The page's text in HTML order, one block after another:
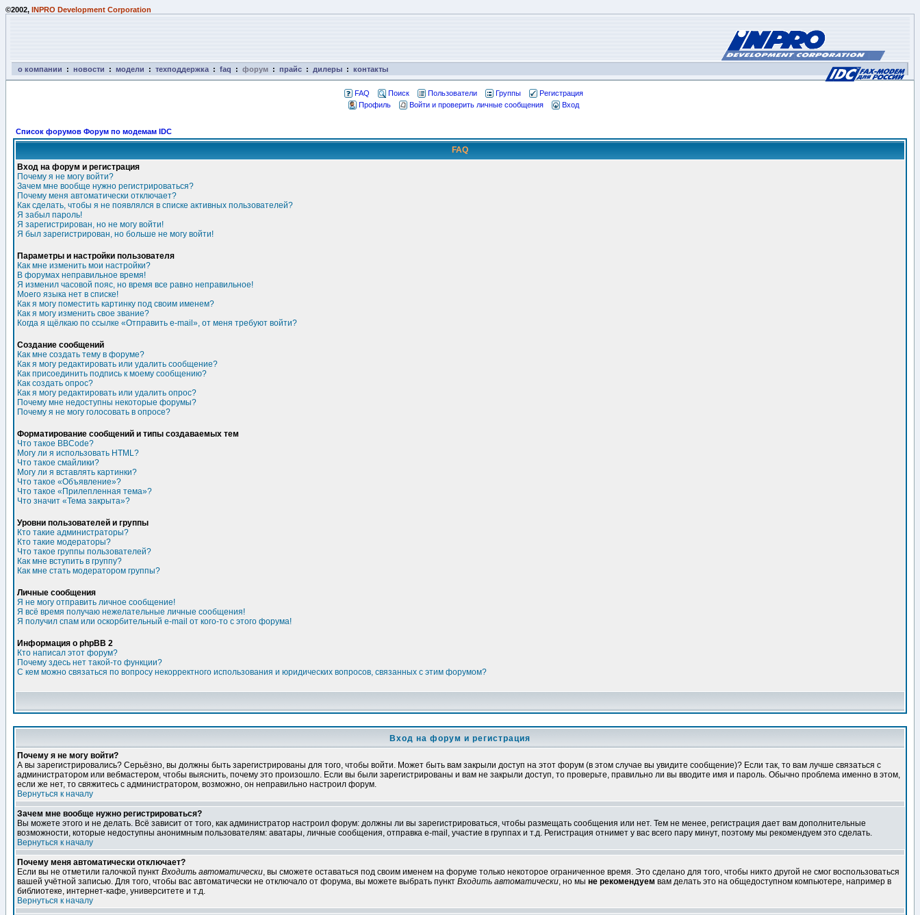
©2002, INPRO Development Corporation
о компании : новости : модели : техподдержка : faq : форум : прайс : дилеры : контакты
FAQ Поиск Пользователи Группы
Регистрация
Профиль
Войти и проверить личные сообщения Вход
Список форумов Форум по модемам IDC
FAQ
Вход на форум и регистрация
Почему я не могу войти?
Зачем мне вообще нужно регистрироваться?
Почему меня автоматически отключает?
Как сделать, чтобы я не появлялся в списке активных пользователей?
Я забыл пароль!
Я зарегистрирован, но не могу войти!
Я был зарегистрирован, но больше не могу войти!
Параметры и настройки пользователя
Как мне изменить мои настройки?
В форумах неправильное время!
Я изменил часовой пояс, но время все равно неправильное!
Моего языка нет в списке!
Как я могу поместить картинку под своим именем?
Как я могу изменить свое звание?
Когда я щёлкаю по ссылке «Отправить e-mail», от меня требуют войти?
Создание сообщений
Как мне создать тему в форуме?
Как я могу редактировать или удалить сообщение?
Как присоединить подпись к моему сообщению?
Как создать опрос?
Как я могу редактировать или удалить опрос?
Почему мне недоступны некоторые форумы?
Почему я не могу голосовать в опросе?
Форматирование сообщений и типы создаваемых тем
Что такое BBCode?
Могу ли я использовать HTML?
Что такое смайлики?
Могу ли я вставлять картинки?
Что такое «Объявление»?
Что такое «Прилепленная тема»?
Что значит «Тема закрыта»?
Уровни пользователей и группы
Кто такие администраторы?
Кто такие модераторы?
Что такое группы пользователей?
Как мне вступить в группу?
Как мне стать модератором группы?
Личные сообщения
Я не могу отправить личное сообщение!
Я всё время получаю нежелательные личные сообщения!
Я получил спам или оскорбительный e-mail от кого-то с этого форума!
Информация о phpBB 2
Кто написал этот форум?
Почему здесь нет такой-то функции?
С кем можно связаться по вопросу некорректного использования и юридических вопросов, связанных с этим форумом?
Вход на форум и регистрация
Почему я не могу войти?
А вы зарегистрировались? Серьёзно, вы должны быть зарегистрированы для того, чтобы войти. Может быть вам закрыли доступ на этот форум (в этом случае вы увидите сообщение)? Если так, то вам лучше связаться с
администратором или вебмастером, чтобы выяснить, почему это произошло. Если вы были зарегистрированы и вам не закрыли доступ, то проверьте, правильно ли вы вводите имя и пароль. Обычно проблема именно в этом,
если же нет, то свяжитесь с администратором, возможно, он неправильно настроил форум.
Вернуться к началу
Зачем мне вообще нужно регистрироваться?
Вы можете этого и не делать. Всё зависит от того, как администратор настроил форум: должны ли вы зарегистрироваться, чтобы размещать сообщения или нет. Тем не менее, регистрация дает вам дополнительные
возможности, которые недоступны анонимным пользователям: аватары, личные сообщения, отправка e-mail, участие в группах и т.д. Регистрация отнимет у вас всего пару минут, поэтому мы рекомендуем это сделать.
Вернуться к началу
Почему меня автоматически отключает?
Если вы не отметили галочкой пункт Входить автоматически, вы сможете оставаться под своим именем на форуме только некоторое ограниченное время. Это сделано для того, чтобы никто другой не смог воспользоваться
вашей учётной записью. Для того, чтобы вас автоматически не отключало от форума, вы можете выбрать пункт Входить автоматически, но мы не рекомендуем вам делать это на общедоступном компьютере, например в
библиотеке, интернет-кафе, университете и т.д.
Вернуться к началу